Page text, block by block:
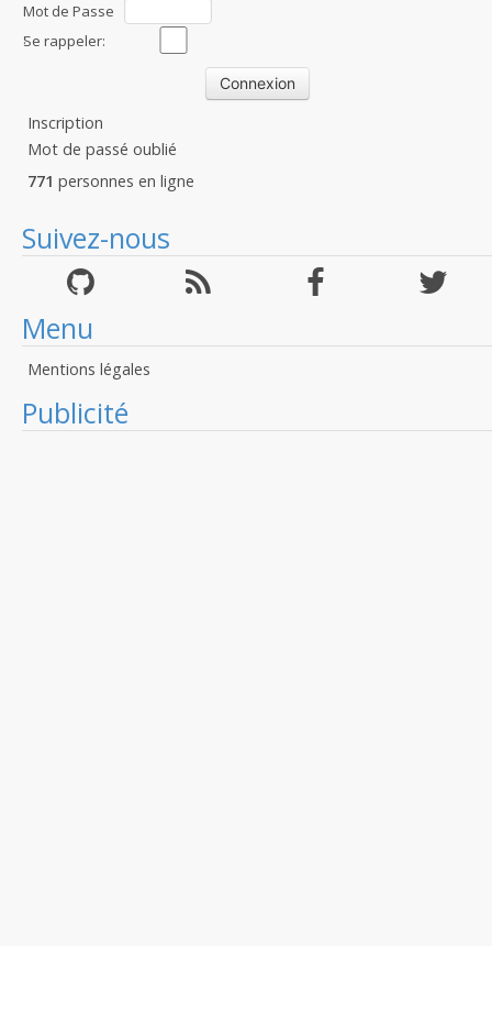
Mot de Passe
:Se rappeler:
Inscription
Mot de passé oublié
771 personnes en ligne
Suivez-nous
Menu
Mentions légales
Publicité